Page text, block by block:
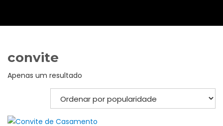
convite
Apenas um resultado